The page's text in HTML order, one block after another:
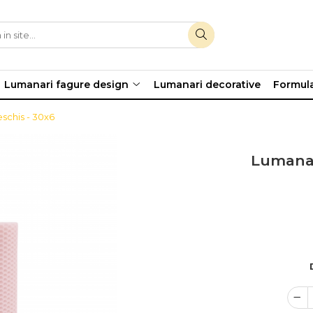
Lumanari fagure design Lumanari decorative
- 30x6